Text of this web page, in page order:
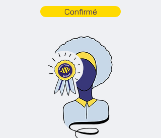
Confirmé